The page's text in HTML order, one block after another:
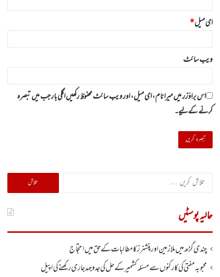
ای میل*
ویب‌ سائٹ
اس براؤزر میں میرا نام، ای میل، اور ویب سائٹ محفوظ رکھیں اگلی بار جب میں تبصرہ
کرنے کےلیے۔
تلاش
کریں
حالیہ پوسٹیں
چندی گڑھ میں ملازمین اور پنشنرز کا مطالبات کے حق میں احتجاج
محبوبہ مفتی کی کارکنوں سے مسئلہ کشمیر کے حل کی جدوجہد جاری رکھنے کی اپیل